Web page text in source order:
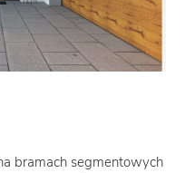
bramach segmentowych